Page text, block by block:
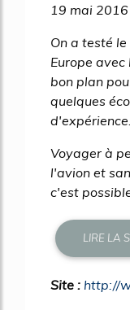
19 mai 2016
On a testé
Europe avec
bon plan
quelques
d'expérience.
Voyager à
l'avion et
c'est
LIRE LA
Site : http://